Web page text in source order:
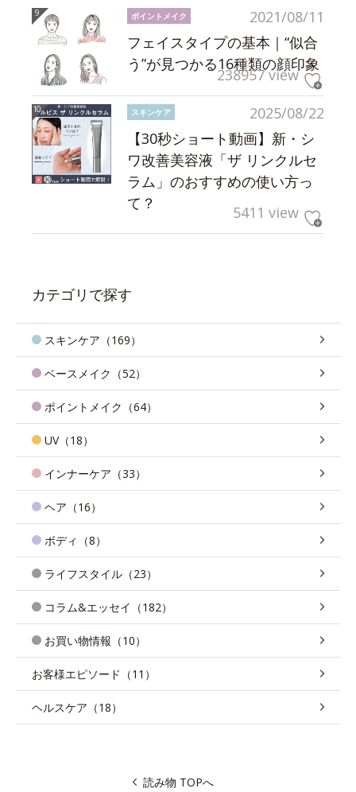
2021/08/11
ポイントメイク
フェイスタイプの基本｜“似合
う”が見つかる16種類の顔印象
238957 view
2025/08/22
スキンケア
【30秒ショート動画】新・シ
ワ改善美容液「ザ リンクルセ
ラム」のおすすめの使い方っ
て？
5411 view
カテゴリで探す
スキンケア（169）
ベースメイク（52）
ポイントメイク（64）
UV（18）
インナーケア（33）
ヘア（16）
ボディ（8）
ライフスタイル（23）
コラム&エッセイ（182）
お買い物情報（10）
お客様エピソード（11）
ヘルスケア（18）
読み物 TOPへ